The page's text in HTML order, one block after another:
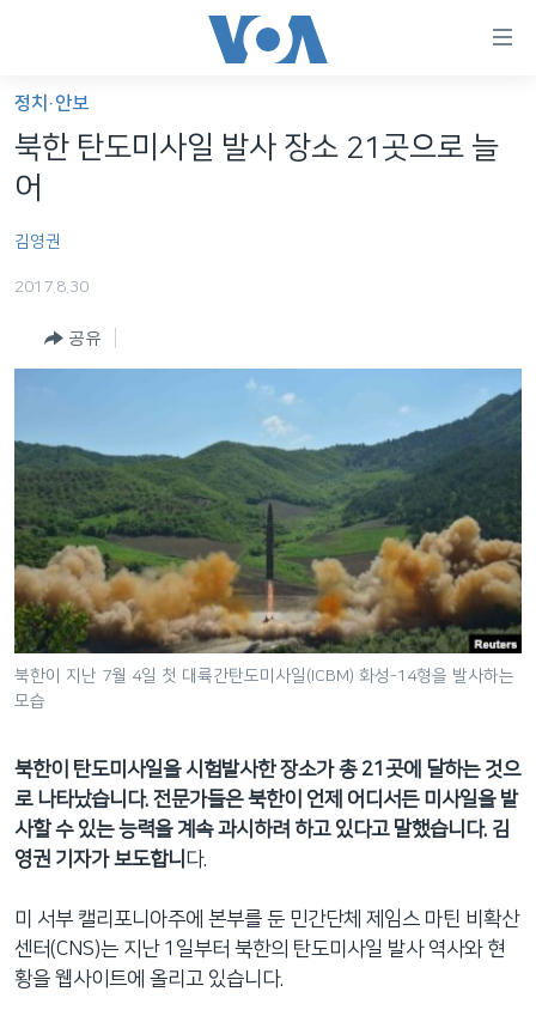
가
능
링
인
이
동
메
인
네
비
게
이
션
으
이
검
색
로
이
등
세계
라디오
프로그램
주파수 안내
정치·안보
북한 탄도미사일 발사 장소 21곳으로 늘
어
김영권
2017.8.30
공유
북한이 지난 7월 4일 첫 대륙간탄도미사일(ICBM) 화성-14형을 발사하는
모습
북한이 탄도미사일을 시험발사한 장소가 총 21곳에 달하는 것으
로 나타났습니다. 전문가들은 북한이 언제 어디서든 미사일을 발
사할 수 있는 능력을 계속 과시하려 하고 있다고 말했습니다. 김
영권 기자가 보도합니 다.
미 서부 캘리포니아주에 본부를 둔 민간단체 제임스 마틴 비확산
센터(CNS)는 지난 1일부터 북한의 탄도미사일 발사 역사와 현
황을 웹사이트에 올리고 있습니다.